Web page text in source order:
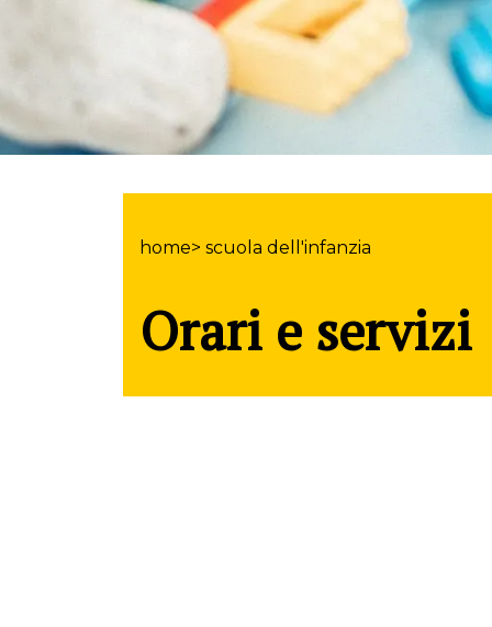
home> scuola dell'infanzia
Orari e servizi